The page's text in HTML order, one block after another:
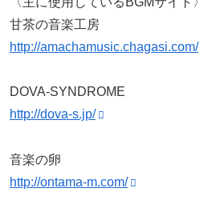
甘茶の音楽工房
http://amachamusic.chagasi.com/
DOVA-SYNDROME
http://dova-s.jp/
音楽の卵
http://ontama-m.com/